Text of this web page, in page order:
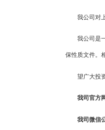
我公司对
我公司是
保性质文件。
望广大投
我司官方
我司微信